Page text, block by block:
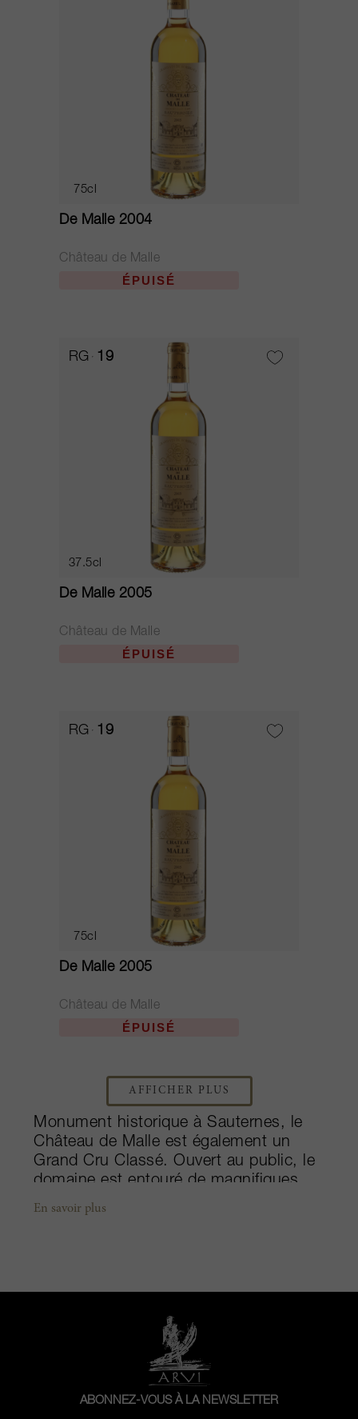
75cl
De Malle 2004
Château de Malle
ÉPUISÉ
RG 19
37.5cl
De Malle 2005
Château de Malle
ÉPUISÉ
RG 19
75cl
De Malle 2005
Château de Malle
ÉPUISÉ
AFFICHER PLUS
Monument historique à Sauternes, le
Château de Malle est également un
Grand Cru Classé. Ouvert au public, le
domaine est entouré de magnifiques
jardins à l’italienne. S’étalant sur des
terroirs parmi les plus cotés sur les
plan, à savoir les Graves et les
Fargues. Depuis la disparition soudaine
de son époux à la fin des années 1980,
la Comtesse de Bournazel a maintenu
le cap avec des Sauternes d’une
exemplarité absolue. Le vignoble de 55
En savoir plus
ABONNEZ-VOUS À LA NEWSLETTER